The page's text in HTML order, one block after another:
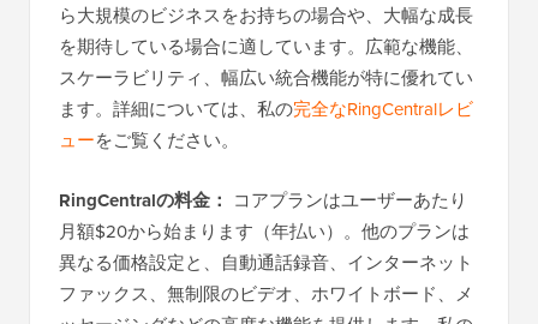
ら大規模のビジネスをお持ちの場合や、大幅な成長
を期待している場合に適しています。広範な機能、
スケーラビリティ、幅広い統合機能が特に優れてい
ます。詳細については、私の完全なRingCentralレビ
ューをご覧ください。
RingCentralの料金： コアプランはユーザーあたり
月額$20から始まります（年払い）。他のプランは
異なる価格設定と、自動通話録音、インターネット
ファックス、無制限のビデオ、ホワイトボード、メ